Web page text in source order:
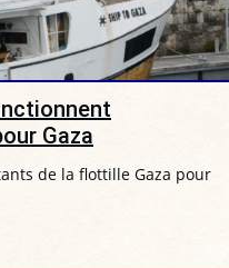
Gaza
de la flottille Gaza pour